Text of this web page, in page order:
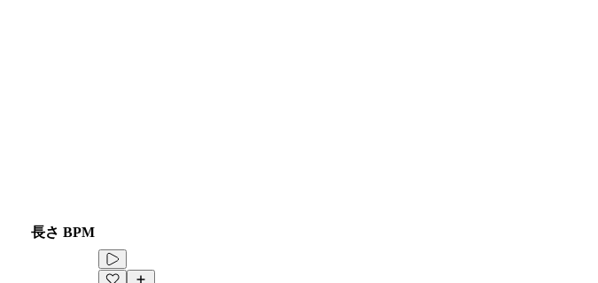
長さ BPM